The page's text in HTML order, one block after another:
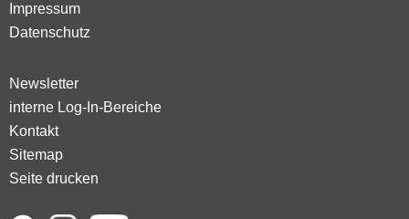
Impressum
Datenschutz
Newsletter
interne Log-In-Bereiche
Kontakt
Sitemap
Seite drucken